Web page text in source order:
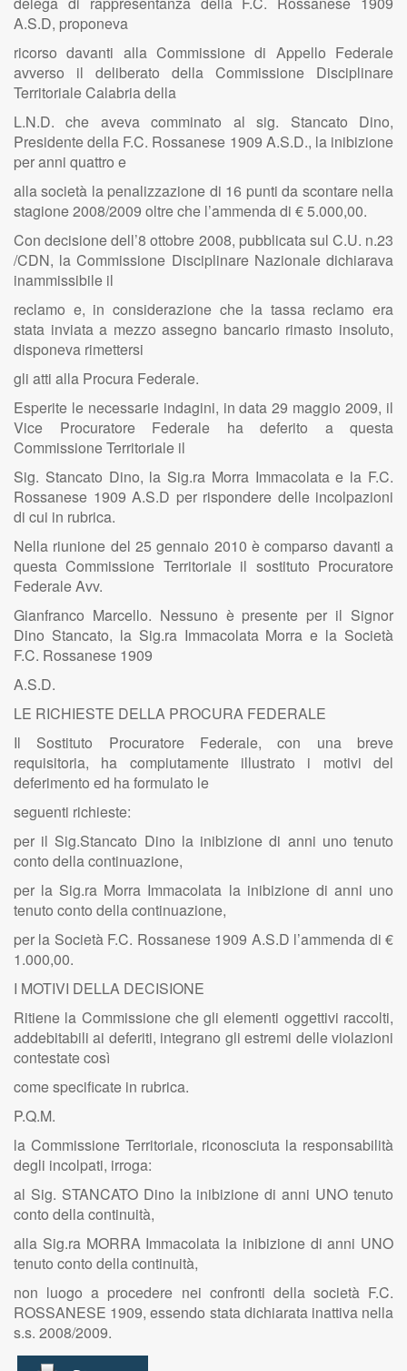
A.S.D, proponeva
ricorso davanti alla Commissione di Appello Federale
avverso il deliberato della Commissione Disciplinare
Territoriale Calabria della
L.N.D. che aveva comminato al sig. Stancato Dino,
Presidente della F.C. Rossanese 1909 A.S.D., la inibizione
per anni quattro e
alla società la penalizzazione di 16 punti da scontare nella
stagione 2008/2009 oltre che l’ammenda di € 5.000,00.
Con decisione dell’8 ottobre 2008, pubblicata sul C.U. n.23
/CDN, la Commissione Disciplinare Nazionale dichiarava
inammissibile il
reclamo e, in considerazione che la tassa reclamo era
stata inviata a mezzo assegno bancario rimasto insoluto,
disponeva rimettersi
gli atti alla Procura Federale.
Esperite le necessarie indagini, in data 29 maggio 2009, il
Vice Procuratore Federale ha deferito a questa
Commissione Territoriale il
Sig. Stancato Dino, la Sig.ra Morra Immacolata e la F.C.
Rossanese 1909 A.S.D per rispondere delle incolpazioni
di cui in rubrica.
Nella riunione del 25 gennaio 2010 è comparso davanti a
questa Commissione Territoriale il sostituto Procuratore
Federale Avv.
Gianfranco Marcello. Nessuno è presente per il Signor
Dino Stancato, la Sig.ra Immacolata Morra e la Società
F.C. Rossanese 1909
A.S.D.
LE RICHIESTE DELLA PROCURA FEDERALE
Il Sostituto Procuratore Federale, con una breve
requisitoria, ha compiutamente illustrato i motivi del
deferimento ed ha formulato le
seguenti richieste:
per il Sig.Stancato Dino la inibizione di anni uno tenuto
conto della continuazione,
per la Sig.ra Morra Immacolata la inibizione di anni uno
tenuto conto della continuazione,
per la Società F.C. Rossanese 1909 A.S.D l’ammenda di €
1.000,00.
I MOTIVI DELLA DECISIONE
Ritiene la Commissione che gli elementi oggettivi raccolti,
addebitabili ai deferiti, integrano gli estremi delle violazioni
contestate così
come specificate in rubrica.
P.Q.M.
la Commissione Territoriale, riconosciuta la responsabilità
degli incolpati, irroga:
al Sig. STANCATO Dino la inibizione di anni UNO tenuto
conto della continuità,
alla Sig.ra MORRA Immacolata la inibizione di anni UNO
tenuto conto della continuità,
non luogo a procedere nei confronti della società F.C.
ROSSANESE 1909, essendo stata dichiarata inattiva nella
s.s. 2008/2009.